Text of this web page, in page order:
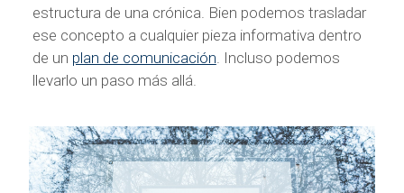
estructura de una crónica. Bien podemos trasladar
ese concepto a cualquier pieza informativa dentro
de un plan de comunicación. Incluso podemos
llevarlo un paso más allá.